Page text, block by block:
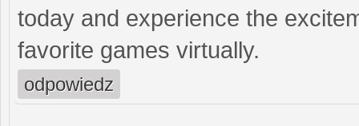
today and experience the
favorite games virtually.
odpowiedz